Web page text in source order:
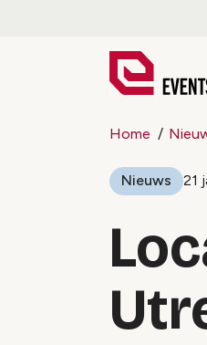
Home
Nieuws 21